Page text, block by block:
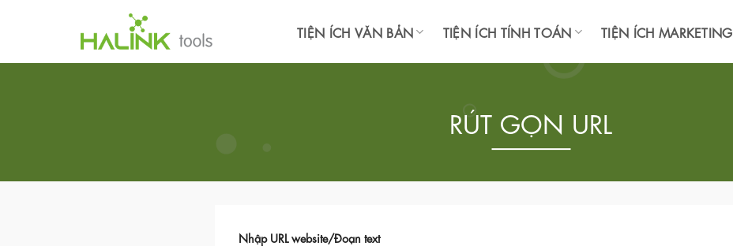
TIỆN ÍCH VĂN BẢN TIỆN ÍCH TÍNH TOÁN TIỆN ÍCH MARKETING
RÚT GỌN URL
Nhập URL website/Đoạn text